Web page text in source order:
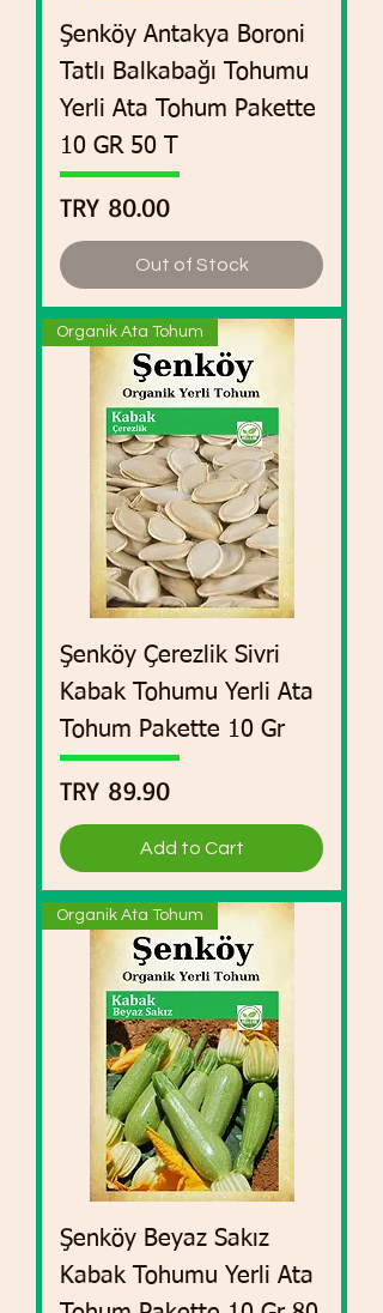
Şenköy Antakya Boroni
Tatlı Balkabağı Tohumu
Yerli Ata Tohum Pakette
10 GR 50 T
Price
TRY 80.00
Out of Stock
Organik Ata Tohum
Şenköy Çerezlik Sivri
Kabak Tohumu Yerli Ata
Tohum Pakette 10 Gr
Price
TRY 89.90
Add to Cart
Organik Ata Tohum
Şenköy Beyaz Sakız
Kabak Tohumu Yerli Ata